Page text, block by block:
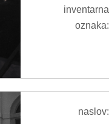
inventarna
oznaka:
naslov: